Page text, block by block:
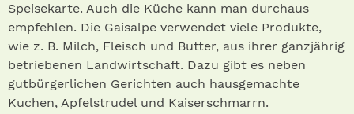
Speisekarte. Auch die Küche kann man durchaus
empfehlen. Die Gaisalpe verwendet viele Produkte,
wie z. B. Milch, Fleisch und Butter, aus ihrer ganzjährig
betriebenen Landwirtschaft. Dazu gibt es neben
gutbürgerlichen Gerichten auch hausgemachte
Kuchen, Apfelstrudel und Kaiserschmarrn.